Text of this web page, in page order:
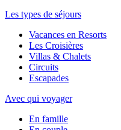
Les types de séjours
Vacances en Resorts
Les Croisières
Villas & Chalets
Circuits
Escapades
Avec qui voyager
En famille